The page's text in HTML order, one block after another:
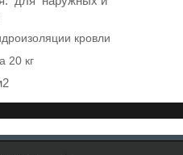
кровли
20 кг